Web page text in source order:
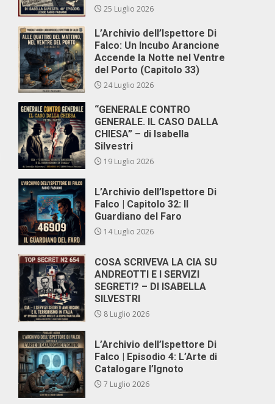
25 Luglio 2026
L’Archivio dell’Ispettore Di
Falco: Un Incubo Arancione
Accende la Notte nel Ventre
del Porto (Capitolo 33)
24 Luglio 2026
“GENERALE CONTRO
GENERALE. IL CASO DALLA
CHIESA” – di Isabella
Silvestri
19 Luglio 2026
L’Archivio dell’Ispettore Di
Falco | Capitolo 32: Il
Guardiano del Faro
14 Luglio 2026
COSA SCRIVEVA LA CIA SU
ANDREOTTI E I SERVIZI
SEGRETI? – DI ISABELLA
SILVESTRI
8 Luglio 2026
L’Archivio dell’Ispettore Di
Falco | Episodio 4: L’Arte di
Catalogare l’Ignoto
7 Luglio 2026